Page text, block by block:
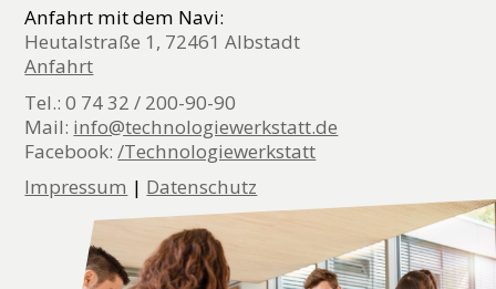
Anfahrt mit dem Navi:
Heutalstraße 1, 72461 Albstadt
Anfahrt
Tel.: 0 74 32 / 200-90-90
Mail: info@technologiewerkstatt.de
Facebook:/Technologiewerkstatt
Impressum | Datenschutz